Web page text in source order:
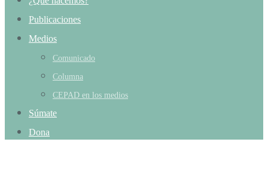
Publicaciones
Medios
Comunicado
Columna
CEPAD en los medios
Súmate
Dona